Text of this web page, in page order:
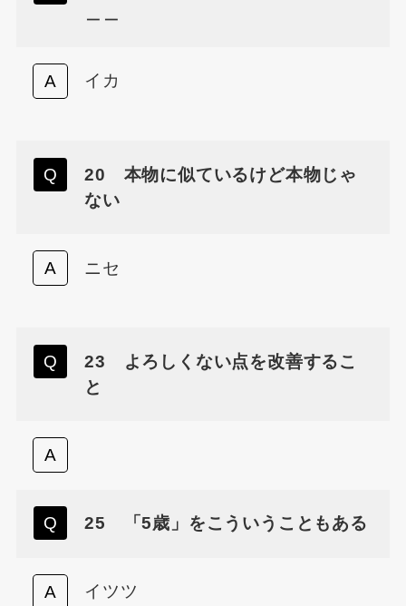
イカ
20 本物に似ているけど本物じゃ
ない
ニセ
23 よろしくない点を改善するこ
と
25 「5歳」をこういうこともある
イツツ